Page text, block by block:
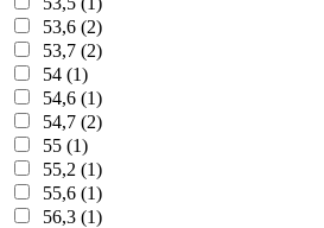
53,6 (2)
53,7 (2)
54 (1)
54,6 (1)
54,7 (2)
55 (1)
55,2 (1)
55,6 (1)
56,3 (1)